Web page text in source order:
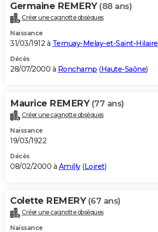
Germaine REMERY (88 ans)
Créer une cagnotte obsèques
Naissance
31/03/1912 à Ternuay-Melay-et-Saint-Hilaire
Décès
28/07/2000 à Ronchamp (Haute-Saône)
Maurice REMERY (77 ans)
Créer une cagnotte obsèques
Naissance
19/03/1922
Décès
08/02/2000 à Amilly(Loiret)
Colette REMERY (67 ans)
Créer une cagnotte obsèques
Naissance